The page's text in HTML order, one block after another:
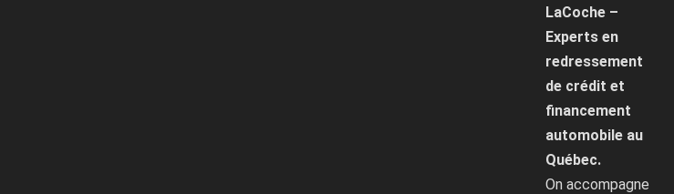
LaCoche –
Experts en
redressement
de crédit et
financement
automobile au
Québec.
On accompagne